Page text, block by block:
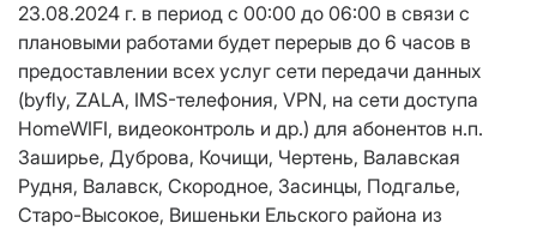
23.08.2024 г. в период с 00:00 до 06:00 в связи с
плановыми работами будет перерыв до 6 часов в
предоставлении всех услуг сети передачи данных
(byfly, ZALA, IMS-телефония, VPN, на сети доступа
HomeWIFI, видеоконтроль и др.) для абонентов н.п.
Заширье, Дуброва, Кочищи, Чертень, Валавская
Рудня, Валавск, Скородное, Засинцы, Подгалье,
Старо-Высокое, Вишеньки Ельского района из